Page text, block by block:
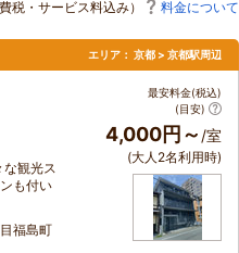
税・サービス料込み） 料金について
エリア： 京都 > 京都駅周辺
な観光ス
も付い
福島町
最安料金(税込)
(目安)
4,000円～ /室
(大人2名利用時)